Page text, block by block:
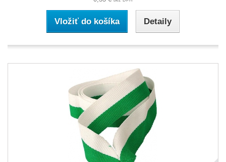
Vložiť do košíka Detaily